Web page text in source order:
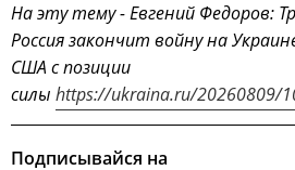
На эту тему - Евгений Федоров:
Россия закончит войну на
США с позиции
силы https://ukraina.ru/20260809/
Подписывайся на